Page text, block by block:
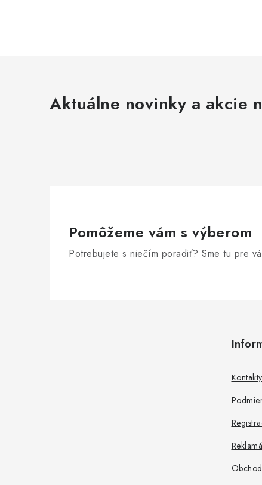
Aktuálne novinky a akcie
Pomôžeme vám s výberom
Potrebujete s niečím poradiť? Sme tu pre
Kontakty